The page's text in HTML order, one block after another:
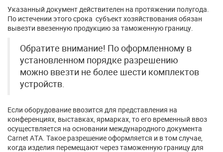
Указанный документ действителен на протяжении полугода.
По истечении этого срока субъект хозяйствования обязан
вывезти ввезенную продукцию за таможенную границу.
Обратите внимание! По оформленному в
установленном порядке разрешению
можно ввезти не более шести комплектов
устройств.
Если оборудование ввозится для представления на
конференциях, выставках, ярмарках, то его временный ввоз
осуществляется на основании международного документа
Carnet ATA. Такое разрешение оформляется и в том случае,
когда изделия перемещают через таможенную границу для